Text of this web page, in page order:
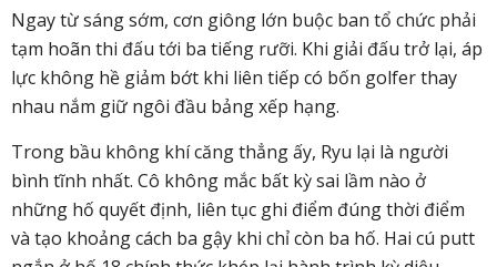
Ngay từ sáng sớm, cơn giông lớn buộc ban tổ chức phải
tạm hoãn thi đấu tới ba tiếng rưỡi. Khi giải đấu trở lại, áp
lực không hề giảm bớt khi liên tiếp có bốn golfer thay
nhau nắm giữ ngôi đầu bảng xếp hạng.
Trong bầu không khí căng thẳng ấy, Ryu lại là người
bình tĩnh nhất. Cô không mắc bất kỳ sai lầm nào ở
những hố quyết định, liên tục ghi điểm đúng thời điểm
và tạo khoảng cách ba gậy khi chỉ còn ba hố. Hai cú putt